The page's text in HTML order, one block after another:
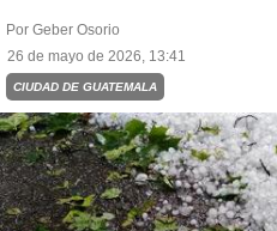
Por Geber Osorio
26 de mayo de 2026, 13:41
CIUDAD DE GUATEMALA